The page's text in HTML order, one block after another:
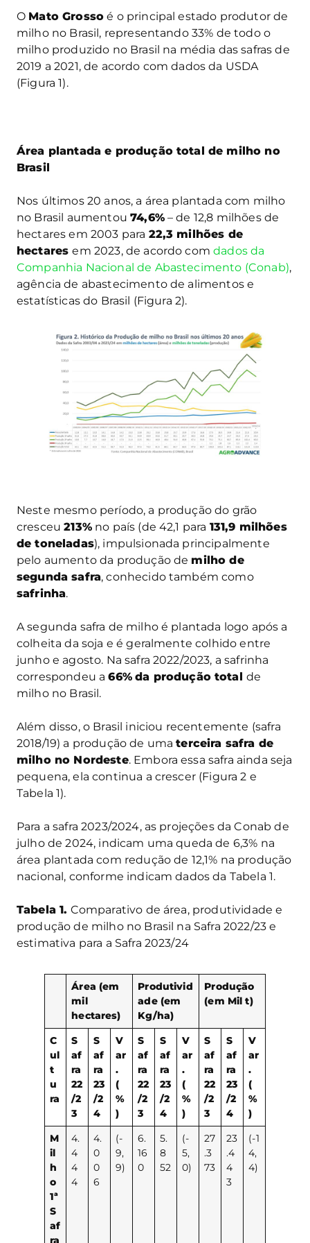
O Mato Grosso é o principal estado produtor de
milho no Brasil, representando 33% de todo o
milho produzido no Brasil na média das safras de
2019 a 2021, de acordo com dados da USDA
(Figura 1).
Área plantada e produção total de milho no
Brasil
Nos últimos 20 anos, a área plantada com milho
no Brasil aumentou74,6%– de 12,8 milhões de
hectares em 2003 para 22,3 milhões de
hectaresem 2023, de acordo comdados da
Companhia Nacional de Abastecimento (Conab),
agência de abastecimento de alimentos e
estatísticas do Brasil (Figura 2).
Neste mesmo período, a produção do grão
cresceu213%no país (de 42,1 para 131,9 milhões
de toneladas), impulsionada principalmente
pelo aumento da produção de milho de
segunda safra, conhecido também como
safrinha.
A segunda safra de milho é plantada logo após a
colheita da soja e é geralmente colhido entre
junho e agosto. Na safra 2022/2023, a safrinha
correspondeu a66% da produção total de
milho no Brasil.
Além disso, o Brasil iniciou recentemente (safra
2018/19) a produção de umaterceira safra de
milho no Nordeste. Embora essa safra ainda seja
pequena, ela continua a crescer (Figura 2 e
Tabela 1).
Para a safra 2023/2024, as projeções da Conab de
julho de 2024, indicam uma queda de 6,3% na
área plantada com redução de 12,1% na produção
nacional, conforme indicam dados da Tabela 1.
Tabela 1. Comparativo de área, produtividade e
produção de milho no Brasil na Safra 2022/23 e
estimativa para a Safra 2023/24
Área (em
mil
hectares)
Produtivid
ade (em
Kg/ha)
Produção
(em Mil t)
C
ul
t
u
ra
S
af
ra
22
/2
3
S
af
ra
23
/2
4
V
ar
.
(
%
)
S
af
ra
22
/2
3
S
af
ra
23
/2
4
V
ar
.
(
%
)
S
af
ra
22
/2
3
S
af
ra
23
/2
4
V
ar
.
(
%
)
M
il
h
o
1ª
S
af
ra
4.
4
4
4
4.
0
0
6
(-
9,
9)
6.
16
0
5.
8
52
(-
5,
0)
27
.3
73
23
.4
4
3
(-1
4,
4)